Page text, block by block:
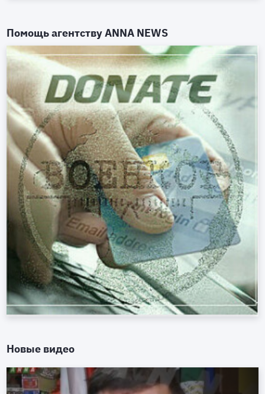
Помощь агентствуANNA NEWS
Новые видео